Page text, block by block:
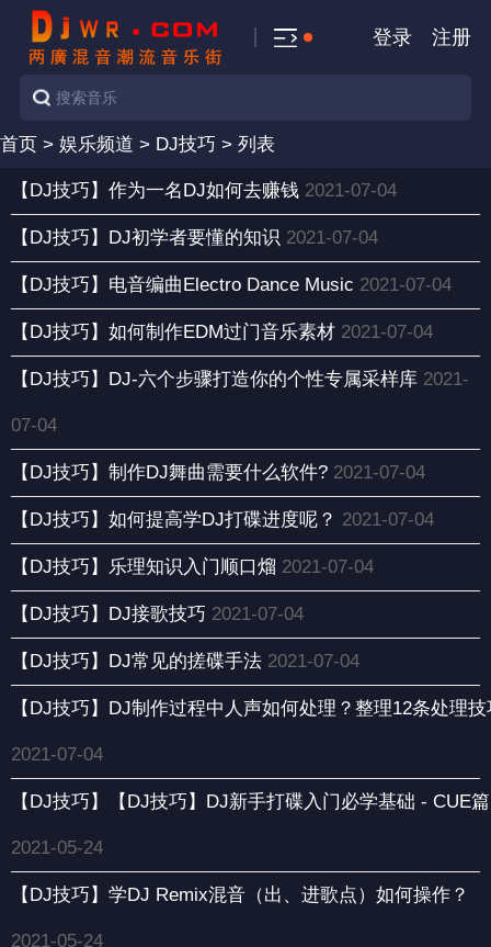
登录 注册
首页 > 娱乐频道 > DJ技巧 > 列表
【DJ技巧】作为一名DJ如何去赚钱 2021-07-04
【DJ技巧】DJ初学者要懂的知识 2021-07-04
【DJ技巧】电音编曲Electro Dance Music 2021-07-04
【DJ技巧】如何制作EDM过门音乐素材 2021-07-04
【DJ技巧】DJ-六个步骤打造你的个性专属采样库 2021-
07-04
【DJ技巧】制作DJ舞曲需要什么软件? 2021-07-04
【DJ技巧】如何提高学DJ打碟进度呢？ 2021-07-04
【DJ技巧】乐理知识入门顺口熘 2021-07-04
【DJ技巧】DJ接歌技巧 2021-07-04
【DJ技巧】DJ常见的搓碟手法 2021-07-04
【DJ技巧】DJ制作过程中人声如何处理？整理12条处理技
2021-07-04
【DJ技巧】【DJ技巧】DJ新手打碟入门必学基础 - CUE篇
2021-05-24
【DJ技巧】学DJ Remix混音（出、进歌点）如何操作？
2021-05-24